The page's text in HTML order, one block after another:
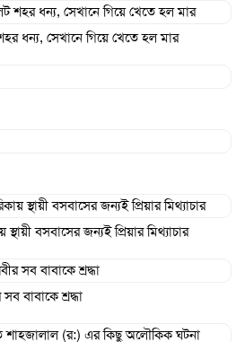
ধন্য, সেখানে গিয়ে খেতে হল মার
বসবাসের জন্যই প্রিয়ার মিথ্যাচার
বাবাকে শ্রদ্ধা